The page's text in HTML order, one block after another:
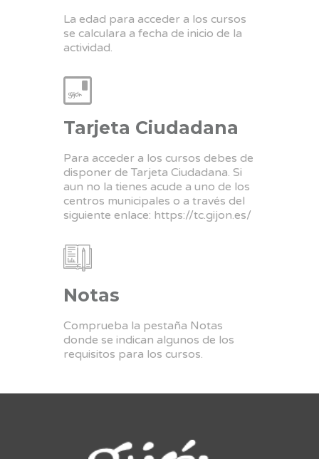
La edad para acceder a los cursos
se calculara a fecha de inicio de la
actividad.
Tarjeta Ciudadana
Para acceder a los cursos debes de
disponer de Tarjeta Ciudadana. Si
aun no la tienes acude a uno de los
centros municipales o a través del
siguiente enlace: https://tc.gijon.es/
Notas
Comprueba la pestaña Notas
donde se indican algunos de los
requisitos para los cursos.